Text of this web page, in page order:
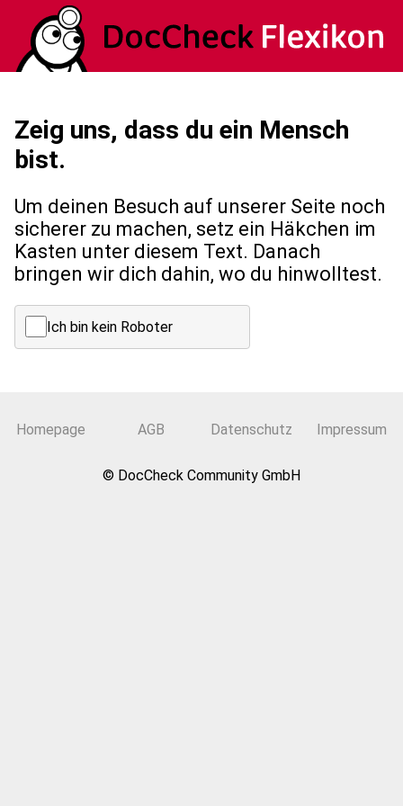
Zeig uns, dass du ein Mensch
bist.
Um deinen Besuch auf unserer Seite noch
sicherer zu machen, setz ein Häkchen im
Kasten unter diesem Text. Danach
bringen wir dich dahin, wo du hinwolltest.
Ich bin kein Roboter
Homepage AGB Datenschutz Impressum
© DocCheck Community GmbH